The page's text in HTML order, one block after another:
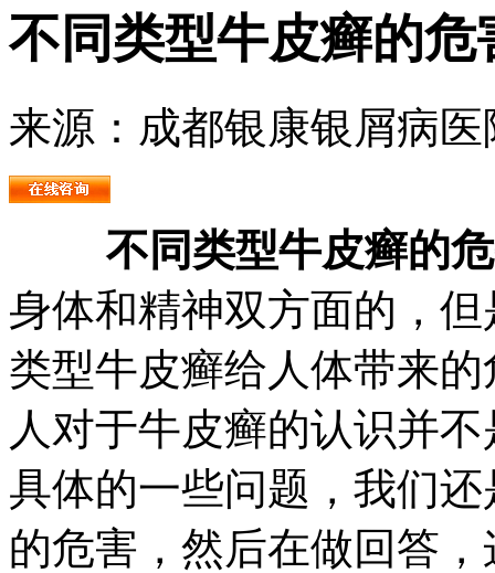
不同类型牛皮癣的危
来源：成都银康银屑病医
不同类型牛皮癣的
身体和精神双方面的，
类型牛皮癣给人体带来
人对于牛皮癣的认识并
具体的一些问题，我们
的危害，然后在做回答